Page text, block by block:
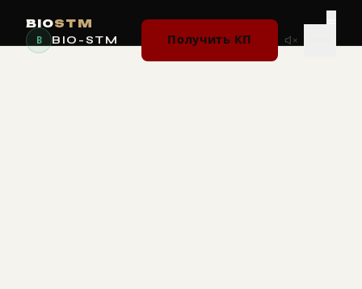
B BIO-STM Получить КП
BIOSTM